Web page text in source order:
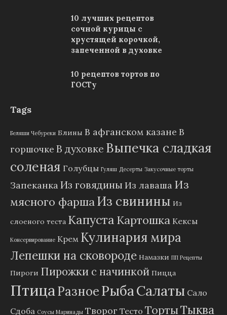
10 лучших рецептов
сочной курицы с
хрустящей корочкой,
запеченной в духовке
10 рецептов тортов по
ГОСТу
Tags
Беляши Чебуреки Блины В афганском казане В
горшочке В духовке Выпечка сладкая
соленая Голубцы Гуляш Десерты Закусочные торты
ЗапеканкаИз говядины Из лаваша Из
мясного фаршаИз свинины Из
слоеного теста Капуста Картошка Кексы
Консервирование Крем Кулинария мира
Лепешки на сковороде Намазки ПП Рецепты
Пироги Пирожки с начинкой Пицца
ПтицаРазноеРыбаСалаты Сало
Сдоба Соусы Маринады Творог Тесто ТортыТыква